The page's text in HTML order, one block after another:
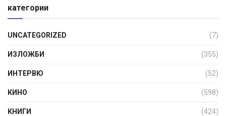
категории
UNCATEGORIZED (7)
ИЗЛОЖБИ (355)
ИНТЕРВЮ (52)
КИНО (598)
КНИГИ (424)